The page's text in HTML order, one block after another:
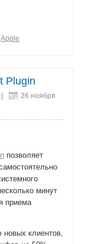
Apple
Plugin
26 ноября
позволяет
минут
приема
новых клиентов,